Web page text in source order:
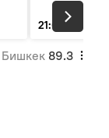
21:01 10 мин
Бишкек 89.3